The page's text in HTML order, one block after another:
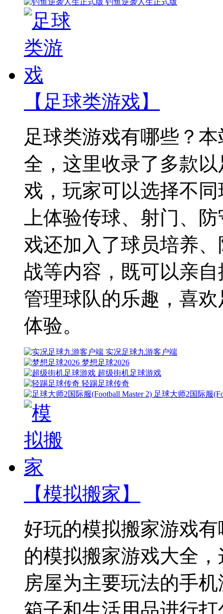
钓鱼逆袭人生正式版
【足球类游戏】
足球类游戏有哪些？
全，这里收录了多款
戏，玩家可以选择不
上体验传球、射门、
戏还加入了球员培养
战等内容，既可以亲
管理球队的乐趣，喜
体验。
实况足球九游客户端
梦想足球2026
超级街机足球游戏
轻踢足球传奇
足球大师2国际服
【模拟搬家】
好玩的模拟搬家游戏
的模拟搬家游戏大全
房屋为主要玩法的手